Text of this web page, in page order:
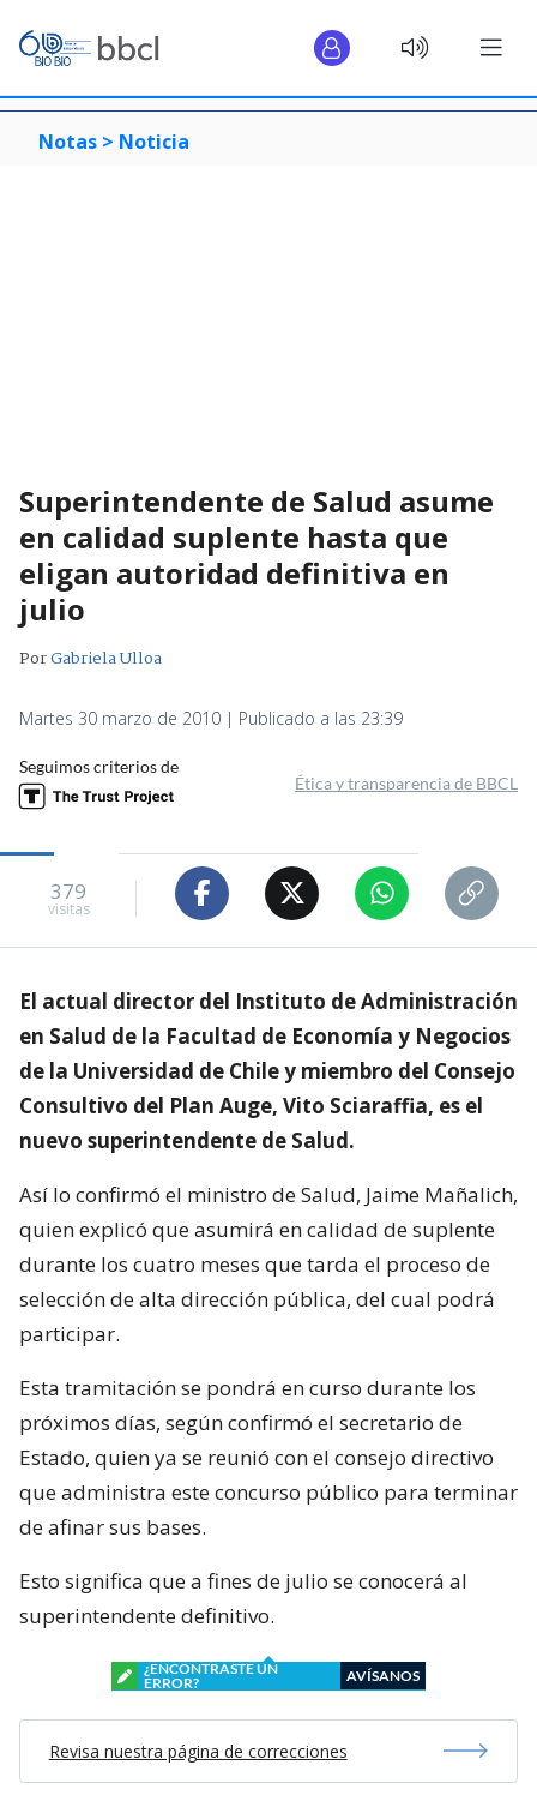
Notas > Noticia
Superintendente de Salud asume
en calidad suplente hasta que
eligan autoridad definitiva en
julio
PorGabriela Ulloa
Martes 30 marzo de 2010 | Publicado a las 23:39
Seguimos criterios de
Ética y transparencia de BBCL
379
visitas
El actual director del Instituto de Administración
en Salud de la Facultad de Economía y Negocios
de la Universidad de Chile y miembro del Consejo
Consultivo del Plan Auge, Vito Sciaraffia, es el
nuevo superintendente de Salud.
Así lo confirmó el ministro de Salud, Jaime Mañalich,
quien explicó que asumirá en calidad de suplente
durante los cuatro meses que tarda el proceso de
selección de alta dirección pública, del cual podrá
participar.
Esta tramitación se pondrá en curso durante los
próximos días, según confirmó el secretario de
Estado, quien ya se reunió con el consejo directivo
que administra este concurso público para terminar
de afinar sus bases.
Esto significa que a fines de julio se conocerá al
superintendente definitivo.
¿ENCONTRASTE UN
ERROR?
AVÍSANOS
Revisa nuestra página de correcciones